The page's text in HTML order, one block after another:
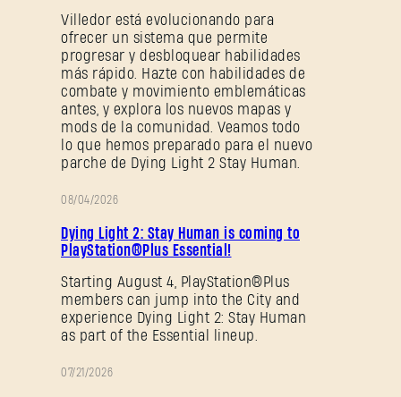
Villedor está evolucionando para
ofrecer un sistema que permite
progresar y desbloquear habilidades
más rápido. Hazte con habilidades de
combate y movimiento emblemáticas
antes, y explora los nuevos mapas y
mods de la comunidad. Veamos todo
lo que hemos preparado para el nuevo
parche de Dying Light 2 Stay Human.
08/04/2026
Dying Light 2: Stay Human is coming to
PlayStation®Plus Essential!
Starting August 4, PlayStation®Plus
members can jump into the City and
experience Dying Light 2: Stay Human
as part of the Essential lineup.
07/21/2026
¿Primera vez en Dying Light Outpost?
cuenta.